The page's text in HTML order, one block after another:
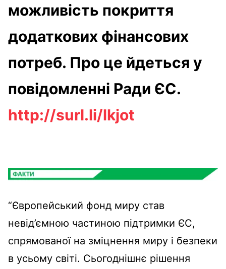
можливість покриття
додаткових фінансових
потреб. Про це йдеться у
повідомленні Ради ЄС.
http://surl.li/lkjot
“Європейський фонд миру став
невід’ємною частиною підтримки ЄС,
спрямованої на зміцнення миру і безпеки
в усьому світі. Сьогоднішнє рішення